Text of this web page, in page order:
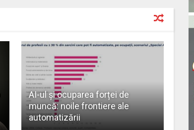
AI-ul și ocuparea forței de
muncă: noile frontiere ale
automatizării